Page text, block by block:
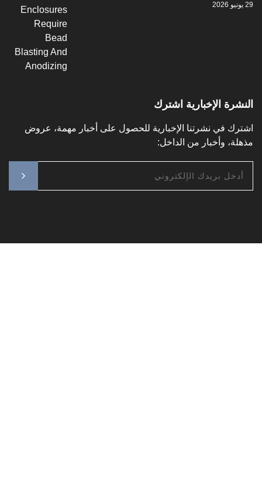
الإخبارية اشترك
في نشرتنا الإخبارية للحصول على أخبار مهمة، عروض
وأخبار من الداخل: